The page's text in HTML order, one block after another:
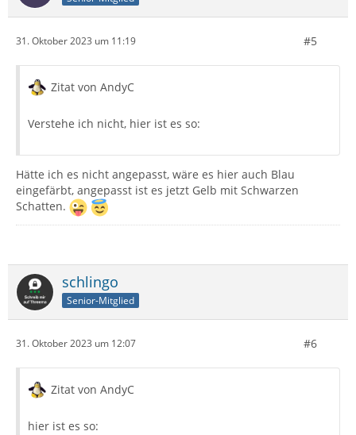
31. Oktober 2023 um 11:19 #5
Zitat von AndyC
Verstehe ich nicht, hier ist es so:
Hätte ich es nicht angepasst, wäre es hier auch Blau
eingefärbt, angepasst ist es jetzt Gelb mit Schwarzen
Schatten.
schlingo
Senior-Mitglied
31. Oktober 2023 um 12:07 #6
Zitat von AndyC
hier ist es so: